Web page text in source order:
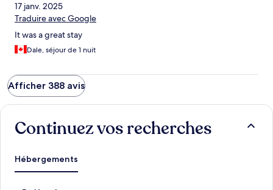
17 janv. 2025
Traduire avec Google
It was a great stay
Dale, séjour de 1 nuit
Afficher 388 avis
Continuez vos recherches
Hébergements